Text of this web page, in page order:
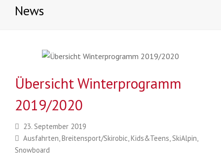
News
Übersicht Winterprogramm
2019/2020
23. September 2019
Ausfahrten,Breitensport/Skirobic,Kids&Teens,SkiAlpin,
Snowboard